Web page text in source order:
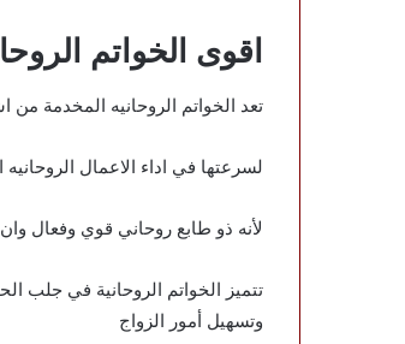
اقوى الخواتم
تعد الخواتم الروحانيه المخدمة من
لسرعتها في اداء الاعمال الروحانيه
لأنه ذو طابع روحاني قوي وفعال
تتميز الخواتم الروحانية في جلب
وتسهيل أمور الزواج